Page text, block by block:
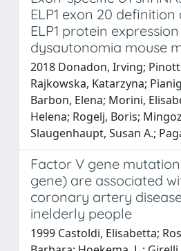
ELP1 exon 20
ELP1 protein
dysautonomia mouse
2018 Donadon, Irving;
Rajkowska, Katarzyna;
Barbon, Elena; Morini,
Helena; Rogelj, Boris;
Slaugenhaupt, Susan A.;
Factor V gene
gene) are associated
coronary artery
inelderly people
1999 Castoldi, Elisabetta;